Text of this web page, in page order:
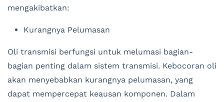
mengakibatkan:
Kurangnya Pelumasan
Oli transmisi berfungsi untuk melumasi bagian-
bagian penting dalam sistem transmisi. Kebocoran oli
akan menyebabkan kurangnya pelumasan, yang
dapat mempercepat keausan komponen. Dalam